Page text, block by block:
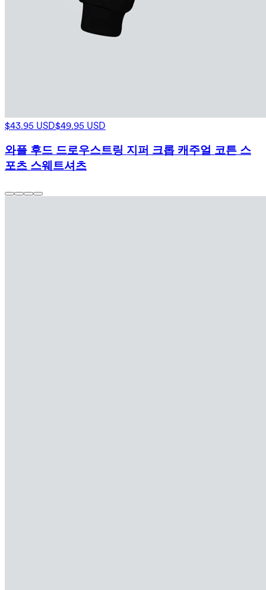
$43.95 USD$49.95 USD
와플 후드 드로우스트링 지퍼 크롭 캐주얼 코튼 스
포츠 스웨트셔츠